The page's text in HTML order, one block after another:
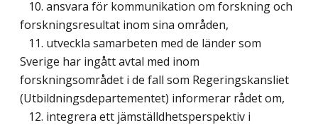
10. ansvara för kommunikation om forskning och
forskningsresultat inom sina områden,
11. utveckla samarbeten med de länder som
Sverige har ingått avtal med inom
forskningsområdet i de fall som Regeringskansliet
(Utbildningsdepartementet) informerar rådet om,
12. integrera ett jämställdhetsperspektiv i